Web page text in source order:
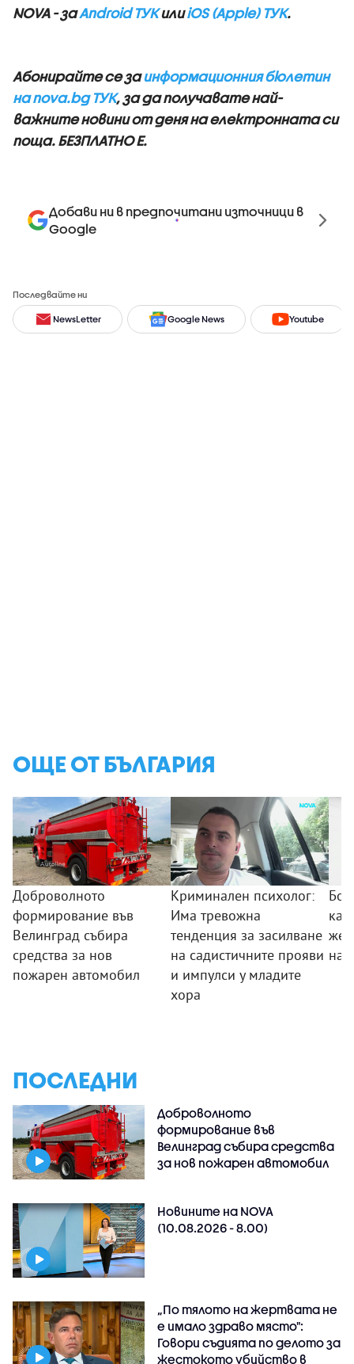
NOVA - заAndroid ТУКилиiOS (Apple) ТУК.
Абонирайте се заинформационния бюлетин
на nova.bg ТУК, за да получавате най-
важните новини от деня на електронната си
поща. БЕЗПЛАТНО Е.
Добави ни в предпочитани източници в
Google
Последвайте ни
NewsLetter Google News Youtube
ОЩЕ ОТ БЪЛГАРИЯ
Доброволното
формирование във
Велинград събира
средства за нов
пожарен автомобил
Криминален психолог:
Има тревожна
тенденция за засилване
на садистичните прояви
и импулси у младите
хора
ПОСЛЕДНИ
Доброволното
формирование във
Велинград събира средства
за нов пожарен автомобил
Новините на NOVA
(10.08.2026 - 8.00)
„По тялото на жертвата не
е имало здраво място":
Говори съдията по делото за
жестокото убийство в